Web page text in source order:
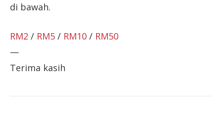
di bawah.
RM2 / RM5 / RM10 / RM50
—
Terima kasih